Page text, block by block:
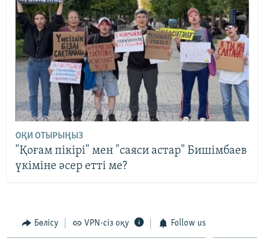
ОҚИ ОТЫРЫҢЫЗ
"Қоғам пікірі" мен "саяси астар" Бишімбаев
үкіміне әсер етті ме?
Бөлісу VPN-сіз оқу Follow us